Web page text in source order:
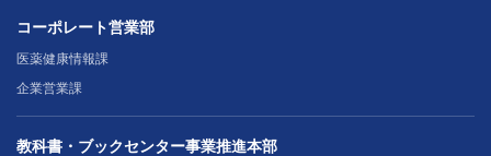
コーポレート営業部
医薬健康情報課
企業営業課
教科書・ブックセンター事業推進本部